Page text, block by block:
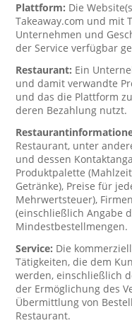
Plattform: Die
Takeaway.com und mit
Unternehmen und
der Service verfügbar
Restaurant: Ein
und damit verwandte
und das die Plattform
deren Bezahlung nutzt.
Restaurant, unter
und dessen
Produktpalette
Getränke), Preise für
Mehrwertsteuer),
(einschließlich Angabe
Mindestbestellmengen.
Service: Die
Tätigkeiten, die dem
werden, einschließlich
der Ermöglichung des
Übermittlung von
Restaurant.